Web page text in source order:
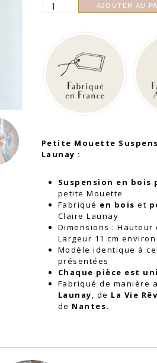
quantité
Mouette
Suspension
en
Claire
Launay
AJOUTER AU
Petite Mouette
Launay :
Suspension en bois
petite Mouette
Fabriqué en bois et
Claire Launay
Dimensions : Hauteur
Largeur 11 cm environ
Modèle identique à
présentées
Chaque pièce est
Fabriqué de manière
Launay, de La Vie
de Nantes.